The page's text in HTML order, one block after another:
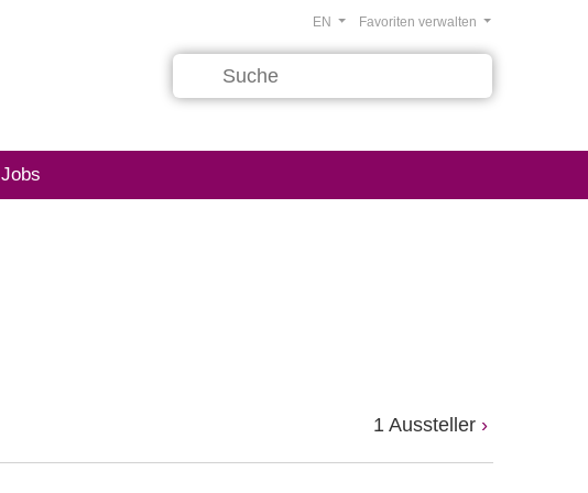
Favoriten verwalten
EN
Jobs
1 Aussteller